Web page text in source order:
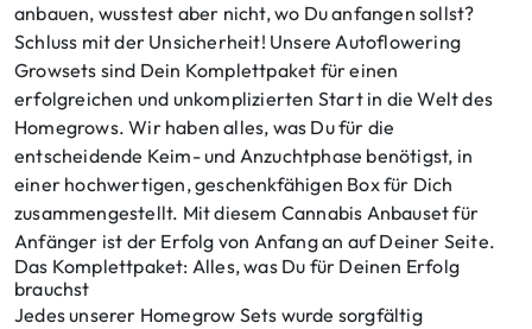
anbauen, wusstest aber nicht, wo Du anfangen sollst?
Schluss mit der Unsicherheit! Unsere Autoflowering
Growsets sind Dein Komplettpaket für einen
erfolgreichen und unkomplizierten Start in die Welt des
Homegrows. Wir haben alles, was Du für die
entscheidende Keim- und Anzuchtphase benötigst, in
einer hochwertigen, geschenkfähigen Box für Dich
zusammengestellt. Mit diesem Cannabis Anbauset für
Anfänger ist der Erfolg von Anfang an auf Deiner Seite.
Das Komplettpaket: Alles, was Du für Deinen Erfolg
brauchst
Jedes unserer Homegrow Sets wurde sorgfältig